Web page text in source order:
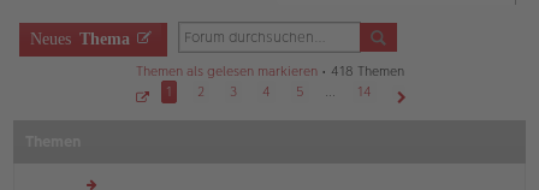
Neues Thema
Themen als gelesen markieren• 418 Themen
1 2 3 4 5 …
14